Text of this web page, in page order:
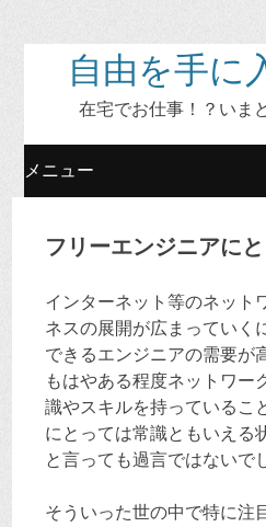
自由を手に
在宅でお仕事！？いま
メニュー
テ
ン
ツ
フリーエンジニアに
インターネット等のネット
ネスの展開が広まっていく
できるエンジニアの需要が
もはやある程度ネットワー
識やスキルを持っているこ
にとっては常識ともいえる
と言っても過言ではないで
そういった世の中で特に注